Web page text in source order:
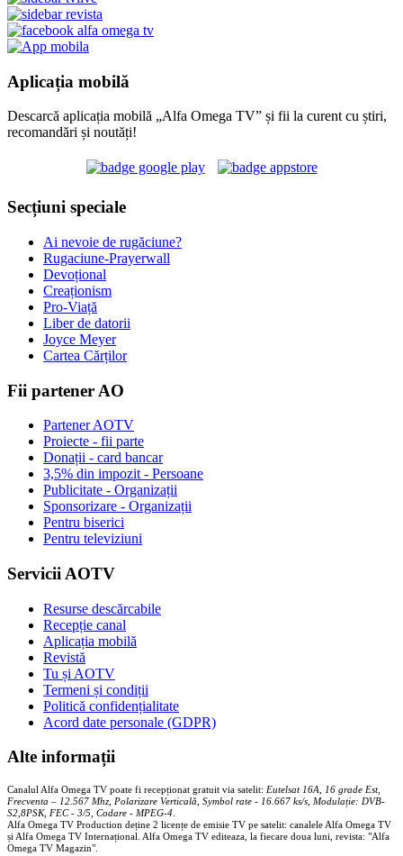
Aplicația mobilă
Descarcă aplicația mobilă „Alfa Omega TV” și fii la curent cu știri,
recomandări și noutăți!
Secțiuni speciale
Ai nevoie de rugăciune?
Rugaciune-Prayerwall
Devoțional
Creaționism
Pro-Viață
Liber de datorii
Joyce Meyer
Cartea Cărților
Fii partener AO
Partener AOTV
Proiecte - fii parte
Donații - card bancar
3,5% din impozit - Persoane
Publicitate - Organizații
Sponsorizare - Organizații
Pentru biserici
Pentru televiziuni
Servicii AOTV
Resurse descărcabile
Recepție canal
Aplicația mobilă
Revistă
Tu și AOTV
Termeni și condiții
Politică confidențialitate
Acord date personale (GDPR)
Alte informații
Canalul Alfa Omega TV poate fi recepționat gratuit via satelit: Eutelsat 16A, 16 grade Est,
Frecventa – 12.567 Mhz, Polarizare Verticală, Symbol rate - 16.667 ks/s, Modulație: DVB-
S2,8PSK, FEC - 3/5, Codare - MPEG-4
Alfa Omega TV Production deține 2 licențe de emisie TV pe satelit: canalele Alfa Omega TV
și Alfa Omega TV Internațional. Alfa Omega TV editeaza, la fiecare doua luni, revista: "Alfa
Omega TV Magazin".